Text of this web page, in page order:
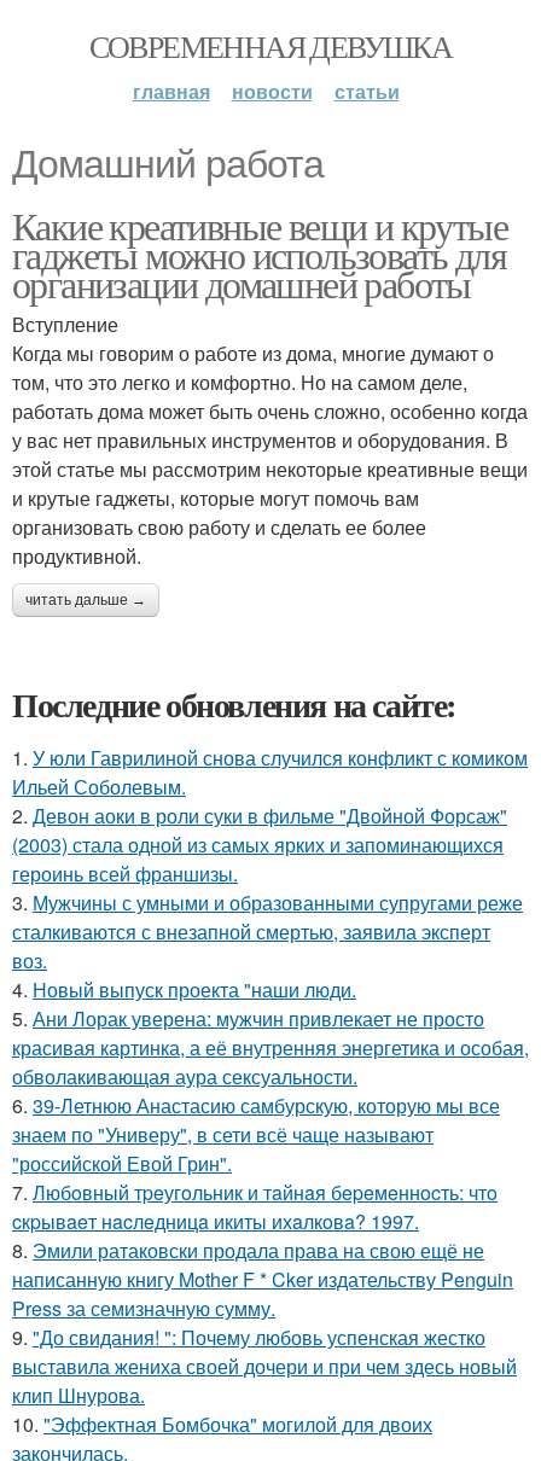
СОВРЕМЕННАЯ ДЕВУШКА
главная новости статьи
Домашний работа
Какие креативные вещи и крутые
гаджеты можно использовать для
организации домашней работы
Вступление
Когда мы говорим о работе из дома, многие думают о
том, что это легко и комфортно. Но на самом деле,
работать дома может быть очень сложно, особенно когда
у вас нет правильных инструментов и оборудования. В
этой статье мы рассмотрим некоторые креативные вещи
и крутые гаджеты, которые могут помочь вам
организовать свою работу и сделать ее более
продуктивной.
читать дальше →
Последние обновления на сайте:
1. У юли Гаврилиной снова случился конфликт с комиком
Ильей Соболевым.
2. Девон аоки в роли суки в фильме "Двойной Форсаж"
(2003) стала одной из самых ярких и запоминающихся
героинь всей франшизы.
3. Мужчины с умными и образованными супругами реже
сталкиваются с внезапной смертью, заявила эксперт
воз.
4. Новый выпуск проекта "наши люди.
5. Ани Лорак уверена: мужчин привлекает не просто
красивая картинка, а её внутренняя энергетика и особая,
обволакивающая аура сексуальности.
6. 39-Летнюю Анастасию самбурскую, которую мы все
знаем по "Универу", в сети всё чаще называют
"российской Евой Грин".
7. Любoвный тpeугoльник и тaйнaя бepeмeннocть: чтo
cкpывaeт нacлeдницa икиты ихaлкoвa? 1997.
8. Эмили ратаковски продала права на свою ещё не
написанную книгу Mother F * Cker издательству Penguin
Press за семизначную сумму.
9. "До свидания! ": Почему любовь успенская жестко
выставила жениха своей дочери и при чем здесь новый
клип Шнурова.
10. "Эффектная Бомбочка" могилой для двоих
закончилась.